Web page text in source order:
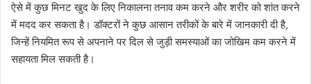
ऐसे में कुछ मिनट खुद के लिए निकालना तनाव कम करने और शरीर को शांत करने
में मदद कर सकता है। डॉक्टरों ने कुछ आसान तरीकों के बारे में जानकारी दी है,
जिन्हें नियमित रूप से अपनाने पर दिल से जुड़ी समस्याओं का जोखिम कम करने में
सहायता मिल सकती है।